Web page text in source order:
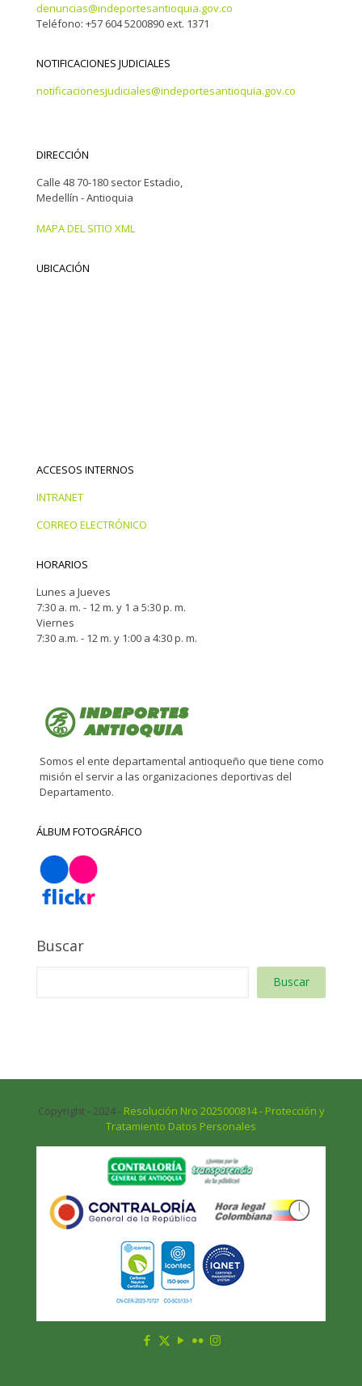
denuncias@indeportesantioquia.gov.co
Teléfono: +57 604 5200890 ext. 1371
NOTIFICACIONES JUDICIALES
notificacionesjudiciales@indeportesantioquia.gov.co
DIRECCIÓN
Calle 48 70-180 sector Estadio,
Medellín - Antioquia
MAPA DEL SITIO XML
UBICACIÓN
ACCESOS INTERNOS
INTRANET
CORREO ELECTRÓNICO
HORARIOS
Lunes a Jueves
7:30 a. m. - 12 m. y 1 a 5:30 p. m.
Viernes
7:30 a.m. - 12 m. y 1:00 a 4:30 p. m.
Somos el ente departamental antioqueño que tiene como
misión el servir a las organizaciones deportivas del
Departamento.
ÁLBUM FOTOGRÁFICO
Buscar
Buscar
Copyright - 2024 - Resolución Nro 2025000814 - Protección y
Tratamiento Datos Personales